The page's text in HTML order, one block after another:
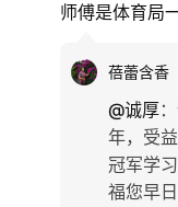
师傅是体育局
蓓蕾含香
@诚厚：
年，受
冠军学
福您早日